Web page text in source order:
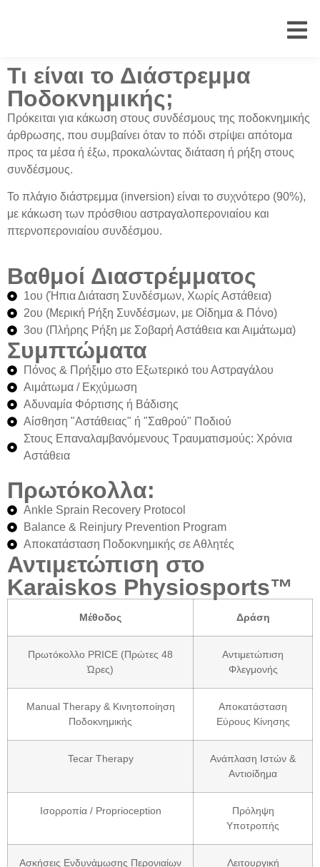
Τι είναι το Διάστρεμμα
Ποδοκνημικής;
Πρόκειται για κάκωση στους συνδέσμους της ποδοκνημικής
άρθρωσης, που συμβαίνει όταν το πόδι στρίψει απότομα
προς τα μέσα ή έξω, προκαλώντας διάταση ή ρήξη στους
συνδέσμους.
Το πλάγιο διάστρεμμα (inversion) είναι το συχνότερο (90%),
με κάκωση των πρόσθιου αστραγαλοπερονιαίου και
πτερνοπερονιαίου συνδέσμου.
Βαθμοί Διαστρέμματος
1ου (Ήπια Διάταση Συνδέσμων, Χωρίς Αστάθεια)
2ου (Μερική Ρήξη Συνδέσμων, με Οίδημα & Πόνο)
3ου (Πλήρης Ρήξη με Σοβαρή Αστάθεια και Αιμάτωμα)
Συμπτώματα
Πόνος & Πρήξιμο στο Εξωτερικό του Αστραγάλου
Αιμάτωμα / Εκχύμωση
Αδυναμία Φόρτισης ή Βάδισης
Αίσθηση "Αστάθειας" ή "Σαθρού" Ποδιού
Στους Επαναλαμβανόμενους Τραυματισμούς: Χρόνια
Αστάθεια
Πρωτόκολλα:
Ankle Sprain Recovery Protocol
Balance & Reinjury Prevention Program
Αποκατάσταση Ποδοκνημικής σε Αθλητές
Αντιμετώπιση στο
Karaiskos Physiosports™
Μέθοδος Δράση
Πρωτόκολλο PRICE (Πρώτες 48
Ώρες)
Αντιμετώπιση
Φλεγμονής
Manual Therapy & Κινητοποίηση
Ποδοκνημικής
Αποκατάσταση
Εύρους Κίνησης
Tecar Therapy
Ανάπλαση Ιστών &
Αντιοίδημα
Ισορροπία / Proprioception
Πρόληψη
Υποτροπής
Ασκήσεις Ενδυνάμωσης Περονιαίων
Λειτουργική